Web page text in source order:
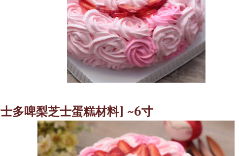
士多啤梨芝士蛋糕材料] ~6寸